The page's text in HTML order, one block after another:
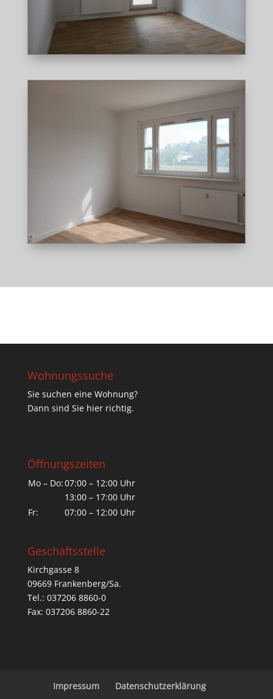
Wohnungssuche
Sie suchen eine Wohnung?
Dann sind Sie hier richtig.
Öffnungszeiten
Mo – Do:07:00 – 12:00 Uhr
13:00 – 17:00 Uhr
Fr:
07:00 – 12:00 Uhr
Geschäftsstelle
Kirchgasse 8
09669 Frankenberg/Sa.
Tel.: 037206 8860-0
Fax: 037206 8860-22
Impressum Datenschutzerklärung